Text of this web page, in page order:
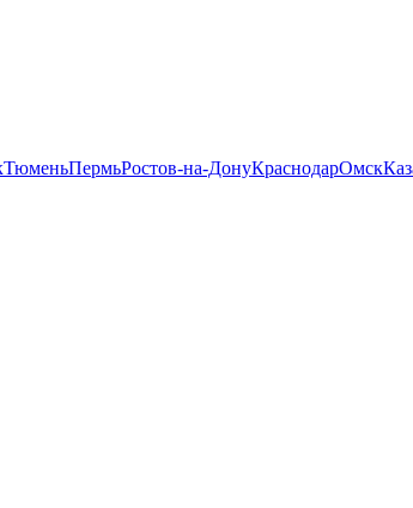
ТюменьПермьРостов-на-ДонуКраснодарОмск